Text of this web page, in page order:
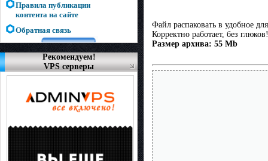
Правила публикации
контента на сайте
Обратная связь
Рекомендуем!
VPS серверы
Файл распаковать в удобное
Корректно работает, без глюков!
Размер архива: 55 Mb